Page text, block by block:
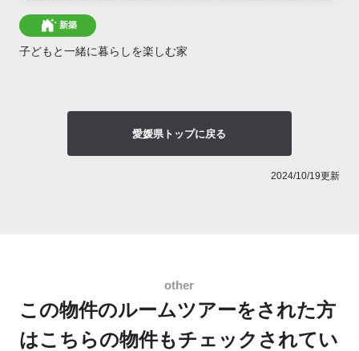
新築
子どもと一緒に暮らしを楽しむ家
愛媛県トップに戻る
2024/10/19更新
この物件のルームツアーをされた方
はこちらの物件もチェックされてい